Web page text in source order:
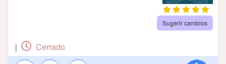
Sugerir cambios
| Cerrado